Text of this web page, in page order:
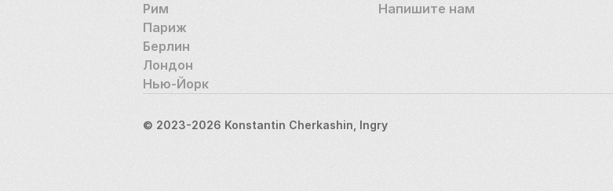
Рим
Париж
Берлин
Лондон
Нью-Йорк
Напишите нам
© 2023-2026 Konstantin Cherkashin, Ingry